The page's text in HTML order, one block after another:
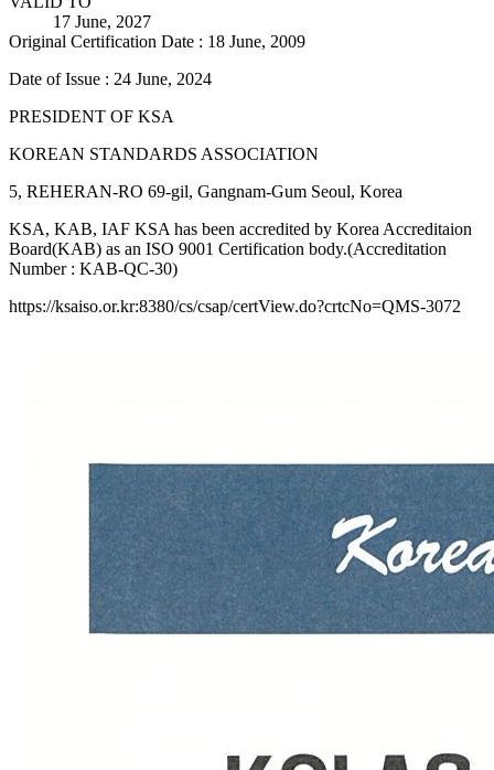
17 June, 2027
Original Certification Date : 18 June, 2009
Date of Issue : 24 June, 2024
PRESIDENT OF KSA
KOREAN STANDARDS ASSOCIATION
5, REHERAN-RO 69-gil, Gangnam-Gum Seoul, Korea
KSA, KAB, IAF KSA has been accredited by Korea Accreditaion
Board(KAB) as an ISO 9001 Certification body.(Accreditation
Number : KAB-QC-30)
https://ksaiso.or.kr:8380/cs/csap/certView.do?crtcNo=QMS-3072